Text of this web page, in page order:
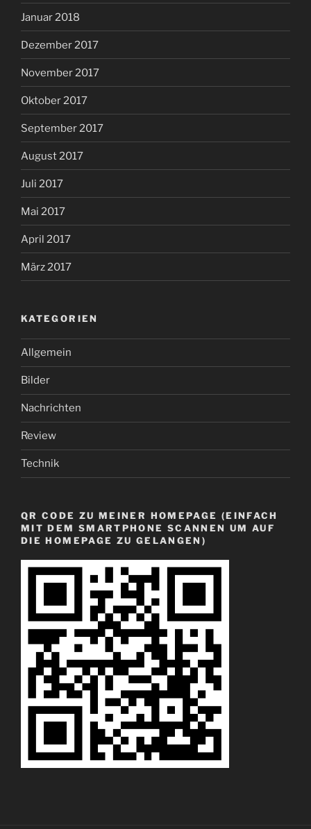
Januar 2018
Dezember 2017
November 2017
Oktober 2017
September 2017
August 2017
Juli 2017
Mai 2017
April 2017
März 2017
KATEGORIEN
Allgemein
Bilder
Nachrichten
Review
Technik
QR CODE ZU MEINER HOMEPAGE (EINFACH
MIT DEM SMARTPHONE SCANNEN UM AUF
DIE HOMEPAGE ZU GELANGEN)